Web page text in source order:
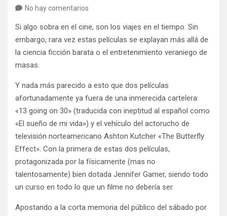
No hay comentarios
Si algo sobra en el cine, son los viajes en el tiempo. Sin
embargo, rara vez estas películas se explayan más allá de
la ciencia ficción barata o el entretenimiento veraniego de
masas.
Y nada más parecido a esto que dos películas
afortunadamente ya fuera de una inmerecida cartelera:
«13 going on 30» (traducida con ineptitud al español como
«El sueño de mi vida») y el vehículo del actorucho de
televisión norteamericano Ashton Kutcher «The Butterfly
Effect». Con la primera de estas dos películas,
protagonizada por la físicamente (mas no
talentosamente) bien dotada Jennifer Garner, siendo todo
un curso en todo lo que un filme no debería ser.
Apostando a la corta memoria del público del sábado por